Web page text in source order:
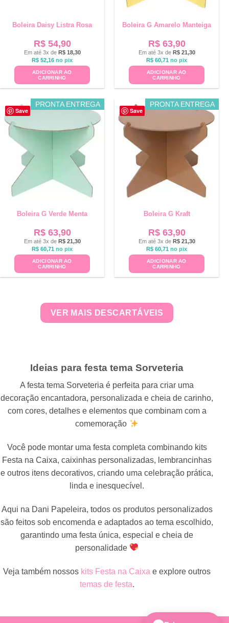
Boleira Daisy Listra Rosa
R$54,90
Em até 3x de R$18,30
R$ 52,16 no pix
ADICIONAR AO
CARRINHO
Boleira G Amarelo Manteiga
R$63,90
Em até 3x de R$21,30
R$ 60,71 no pix
ADICIONAR AO
CARRINHO
Save
PRONTA ENTREGA
Boleira G Verde Menta
R$63,90
Em até 3x de R$21,30
R$ 60,71 no pix
ADICIONAR AO
CARRINHO
Save
PRONTA ENTREGA
Boleira G Kraft
R$63,90
Em até 3x de R$21,30
R$ 60,71 no pix
ADICIONAR AO
CARRINHO
VER MAIS DESCARTÁVEIS
Ideias para festa tema Sorveteria
A festa tema Sorveteria é perfeita para criar uma
decoração encantadora, personalizada e cheia de carinho,
com cores, detalhes e elementos que combinam com a
comemoração
Você pode montar uma festa completa combinando kits
Festa na Caixa, caixinhas personalizadas, lembrancinhas
e outros itens decorativos, criando uma celebração prática,
linda e inesquecível.
Aqui na Dani Papeleira, todos os produtos personalizados
são feitos sob encomenda e adaptados ao tema escolhido,
garantindo uma festa única, especial e cheia de
personalidade
Veja também nossos kits Festa na Caixa e explore outros
temas de festa.